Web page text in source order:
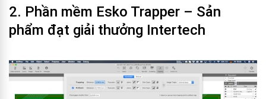
2. Phần mềm Esko Trapper – Sản
phẩm đạt giải thưởng Intertech